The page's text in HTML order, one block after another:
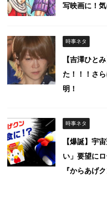
写映画に！
時事ネタ
【吉澤ひと
た！！！さ
明！
時事ネタ
【爆誕】宇
い」要望に
『からあげ